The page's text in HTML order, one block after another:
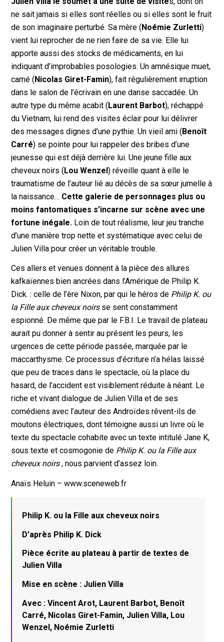
ne sait jamais si elles sont réelles ou si elles sont le fruit
de son imaginaire perturbé. Sa mère (Noémie Zurletti)
vient lui reprocher de ne rien faire de sa vie. Elle lui
apporte aussi des stocks de médicaments, en lui
indiquant d’improbables posologies. Un amnésique muet,
camé (Nicolas Giret-Famin), fait régulièrement irruption
dans le salon de l’écrivain en une danse saccadée. Un
autre type du même acabit (Laurent Barbot), réchappé
du Vietnam, lui rend des visites éclair pour lui délivrer
des messages dignes d’une pythie. Un vieil ami (Benoît
Carré) se pointe pour lui rappeler des bribes d’une
jeunesse qui est déjà derrière lui. Une jeune fille aux
cheveux noirs (Lou Wenzel) réveille quant à elle le
traumatisme de l’auteur lié au décès de sa sœur jumelle à
la naissance… Cette galerie de personnages plus ou
moins fantomatiques s’incarne sur scène avec une
fortune inégale. Loin de tout réalisme, leur jeu tranche
d’une manière trop nette et systématique avec celui de
Julien Villa pour créer un véritable trouble.
Ces allers et venues donnent à la pièce des allures
kafkaïennes bien ancrées dans l’Amérique de Philip K.
Dick. : celle de l’ère Nixon, par qui le héros de Philip K. ou
la Fille aux cheveux noirsse sent constamment
espionné. De même que par le F.B.I. Le travail de plateau
aurait pu donner à sentir au présent les peurs, les
urgences de cette période passée, marquée par le
maccarthysme. Ce processus d’écriture n’a hélas laissé
que peu de traces dans le spectacle, où la place du
hasard, de l’accident est visiblement réduite à néant. Le
riche et vivant dialogue de Julien Villa et de ses
comédiens avec l’auteur des Androïdes rêvent-ils de
moutons électriques, dont témoigne aussi un livre où le
texte du spectacle cohabite avec un texte intitulé Jane K,
sous texte et cosmogonie de Philip K. ou la Fille aux
cheveux noirs, nous parvient d’assez loin.
Anaïs Heluin – www.sceneweb.fr
Philip K. ou la Fille aux cheveux noirs
D’après Philip K. Dick
Pièce écrite au plateau à partir de textes de
Julien Villa
Mise en scène : Julien Villa
Avec : Vincent Arot, Laurent Barbot, Benoît
Carré, Nicolas Giret-Famin, Julien Villa, Lou
Wenzel, Noémie Zurletti